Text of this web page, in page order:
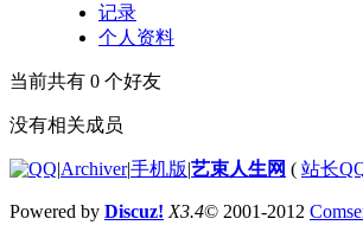
记录
个人资料
当前共有 0 个好友
没有相关成员
|Archiver|手机版|艺束人生网 ( 站长
Powered by Discuz! X3.4© 2001-2012